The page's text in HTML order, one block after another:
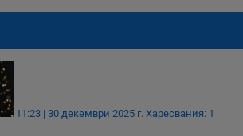
11:23 | 30 декември 2025 г. Харесвания: 1